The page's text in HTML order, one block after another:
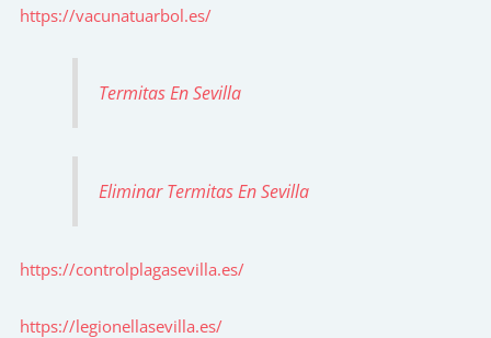
https://vacunatuarbol.es/
Termitas En Sevilla
Eliminar Termitas En Sevilla
https://controlplagasevilla.es/
https://legionellasevilla.es/